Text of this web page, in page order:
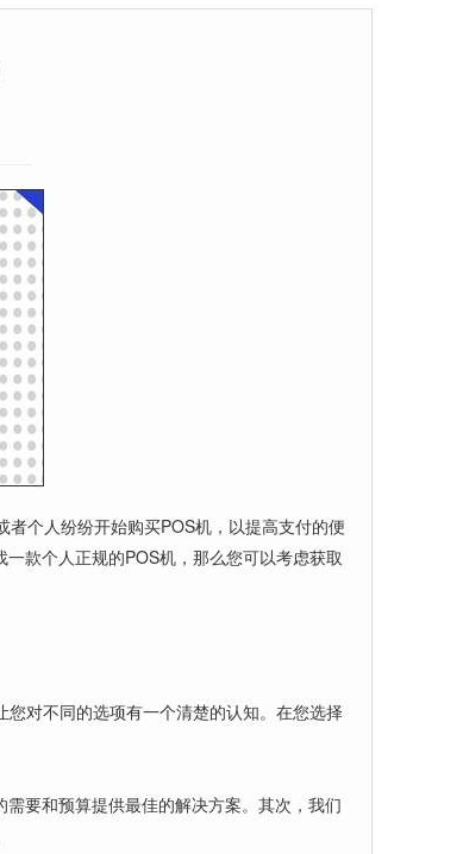
个人纷纷开始购买POS机，以提高支付的便
款个人正规的POS机，那么您可以考虑获取
对不同的选项有一个清楚的认知。在您选择
要和预算提供最佳的解决方案。其次，我们